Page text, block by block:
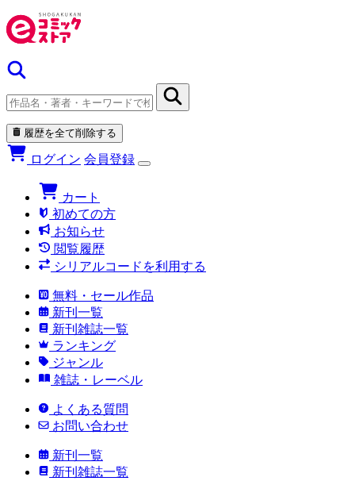
履歴を全て削除する
ログイン 会員登録
カート
初めての方
お知らせ
閲覧履歴
シリアルコードを利用する
無料・セール作品
新刊一覧
新刊雑誌一覧
ランキング
ジャンル
雑誌・レーベル
よくある質問
お問い合わせ
新刊一覧
新刊雑誌一覧